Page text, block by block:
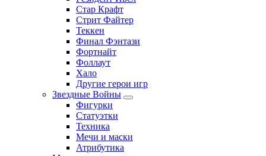
Стар Крафт
Стрит Файтер
Теккен
Финал Фэнтази
Фортнайт
Фоллаут
Хало
Другие герои игр
Звездные Войны
Фигурки
Статуэтки
Техника
Мечи и маски
Атрибутика